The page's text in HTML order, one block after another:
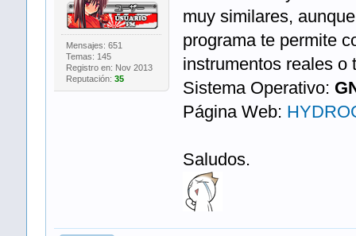
Mensajes: 651
Temas: 145
Registro en: Nov 2013
Reputación: 35
muy similares,
programa te permite
instrumentos reales o
Sistema Operativo:
Página Web:
Saludos.